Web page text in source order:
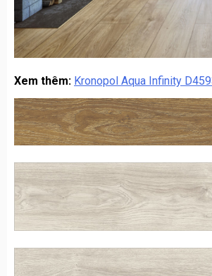
Xem thêm:Kronopol Aqua Infinity D4593